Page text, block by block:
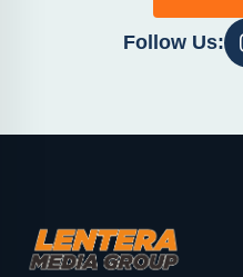
Follow Us: